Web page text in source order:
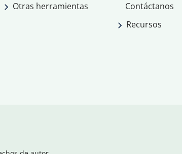
Otras herramientas
Contáctanos
Recursos